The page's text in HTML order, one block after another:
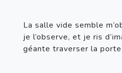
La salle vide semble
je l’observe, et je ris
géante traverser la